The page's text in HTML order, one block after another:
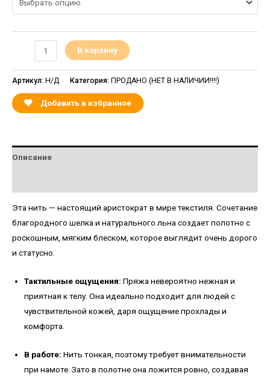
В корзину
Артикул: Н/Д Категория: ПРОДАНО (НЕТ В НАЛИЧИИ!!!!)
Добавить в избранное
Описание
Эта нить — настоящий аристократ в мире текстиля. Сочетание
благородного шелка и натурального льна создает полотно с
роскошным, мягким блеском, которое выглядит очень дорого
и статусно.
Тактильные ощущения: Пряжа невероятно нежная и
приятная к телу. Она идеально подходит для людей с
чувствительной кожей, даря ощущение прохлады и
комфорта.
В работе: Нить тонкая, поэтому требует внимательности
при намоте. Зато в полотне она ложится ровно, создавая